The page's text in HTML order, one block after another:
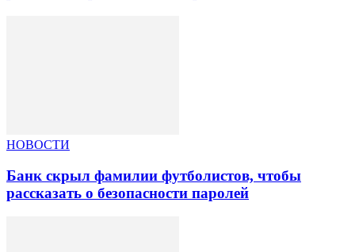
НОВОСТИ
Банк скрыл фамилии футболистов, чтобы
рассказать о безопасности паролей